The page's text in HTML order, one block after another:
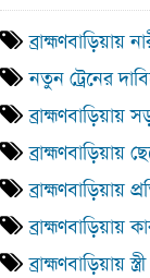
ব্রাহ্মণবাড়িয়ায়
নতুন ট্রেনের
ব্রাহ্মণবাড়িয়ায়
ব্রাহ্মণবাড়িয়ায়
ব্রাহ্মণবাড়িয়ায়
ব্রাহ্মণবাড়িয়ায়